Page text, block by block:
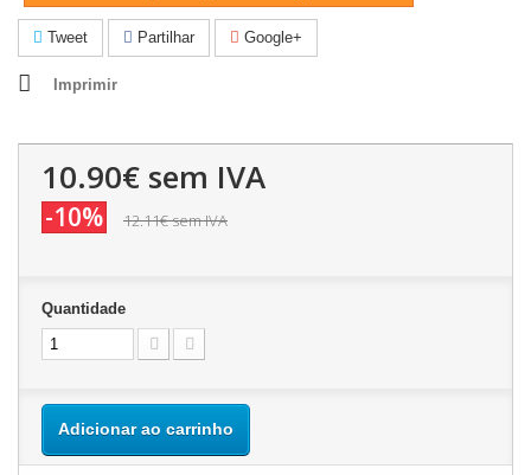
Tweet Partilhar Google+
Imprimir
10.90€ sem IVA
-10% 12.11€sem IVA
Quantidade
Adicionar ao carrinho